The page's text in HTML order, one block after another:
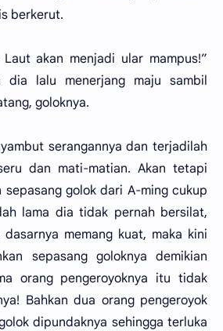
berkerut.
akan menjadi ular mampus!”
dia lalu menerjang maju sambil
goloknya.
serangannya dan terjadilah
dan mati-matian. Akan tetapi
golok dari A-ming cukup
lama dia tidak pernah bersilat,
memang kuat, maka kini
sepasang goloknya demikian
orang pengeroyoknya itu tidak
Bahkan dua orang pengeroyok
dipundaknya sehingga terluka